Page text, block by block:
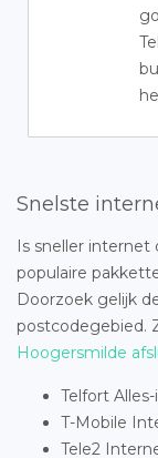
Snelste
Is sneller internet
populaire
Doorzoek gelijk
postcodegebied.
Hoogersmilde
Telfort
T-Mobile
Tele2